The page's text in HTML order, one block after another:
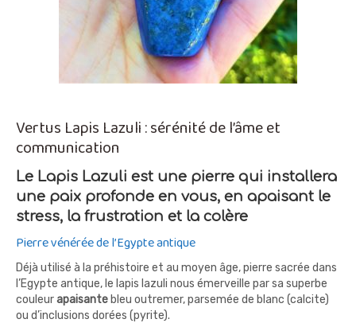
Vertus Lapis Lazuli : sérénité de l’âme et
communication
Le Lapis Lazuli est une pierre qui installera
une paix profonde en vous, en apaisant le
stress, la frustration et la colère
Pierre vénérée de l’Egypte antique
Déjà utilisé à la préhistoire et au moyen âge, pierre sacrée dans
l’Egypte antique, le lapis lazuli nous émerveille par sa superbe
couleurapaisante bleu outremer, parsemée de blanc (calcite)
ou d’inclusions dorées (pyrite).